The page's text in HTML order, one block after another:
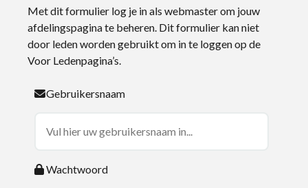
Met dit formulier log je in als webmaster om jouw
afdelingspagina te beheren. Dit formulier kan niet
door leden worden gebruikt om in te loggen op de
Voor Ledenpagina’s.
Gebruikersnaam
Wachtwoord